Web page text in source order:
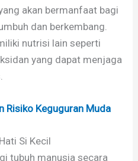
akan bermanfaat bagi
dan berkembang.
nutrisi lain seperti
yang dapat menjaga
Risiko Keguguran Muda
Si Kecil
tubuh manusia secara